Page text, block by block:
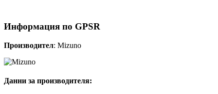
Информация по GPSR
Производител: Mizuno
Данни за производителя: